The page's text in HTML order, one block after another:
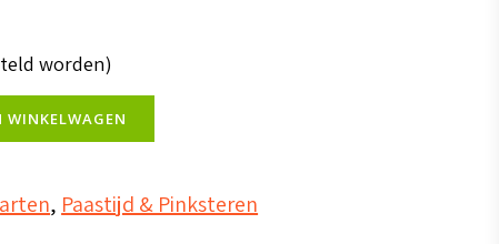
worden)
WINKELWAGEN
, Paastijd & Pinksteren